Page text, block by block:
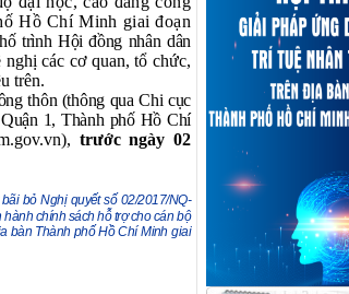
Hồ Chí Minh giai đoạn
trình Hội đồng nhân dân
các cơ quan, tổ chức,
trên.
thôn (thông qua Chi cục
1, Thành phố Hồ Chí
trước ngày 02
bỏ Nghị quyết số 02/2017/NQ-
chính sách hỗ trợ cho cán bộ
bàn Thành phố Hồ Chí Minh giai